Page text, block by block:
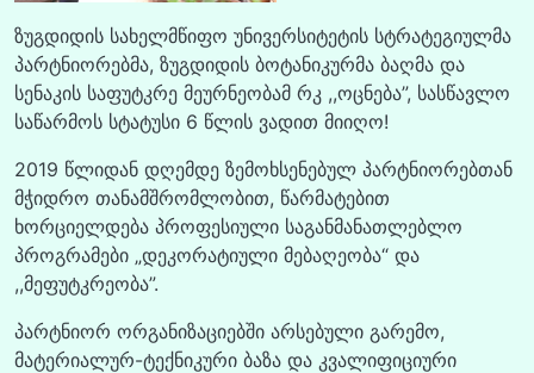
ზუგდიდის სახელმწიფო უნივერსიტეტის სტრატეგიულმა
პარტნიორებმა, ზუგდიდის ბოტანიკურმა ბაღმა და
სენაკის საფუტკრე მეურნეობამ რკ ,,ოცნება”, სასწავლო
საწარმოს სტატუსი 6 წლის ვადით მიიღო!
2019 წლიდან დღემდე ზემოხსენებულ პარტნიორებთან
მჭიდრო თანამშრომლობით, წარმატებით
ხორციელდება პროფესიული საგანმანათლებლო
პროგრამები „დეკორატიული მებაღეობა“ და
,,მეფუტკრეობა”.
პარტნიორ ორგანიზაციებში არსებული გარემო,
მატერიალურ-ტექნიკური ბაზა და კვალიფიციური